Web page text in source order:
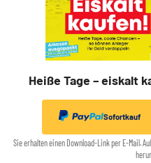
Heiße Tage – eiskalt
Sofortkauf
Sie erhalten einen Download-Link per E-Mail.